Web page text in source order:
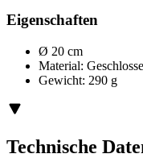
Eigenschaften
Ø 20 cm
Material:
Gewicht: 290 g
Technische